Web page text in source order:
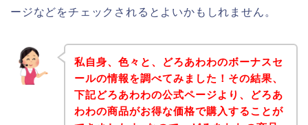
ージなどをチェックされるとよいかもしれません。
私自身、色々と、どろあわわのボーナスセ
ールの情報を調べてみました！その結果、
下記どろあわわの公式ページより、どろあ
わわの商品がお得な価格で購入することが